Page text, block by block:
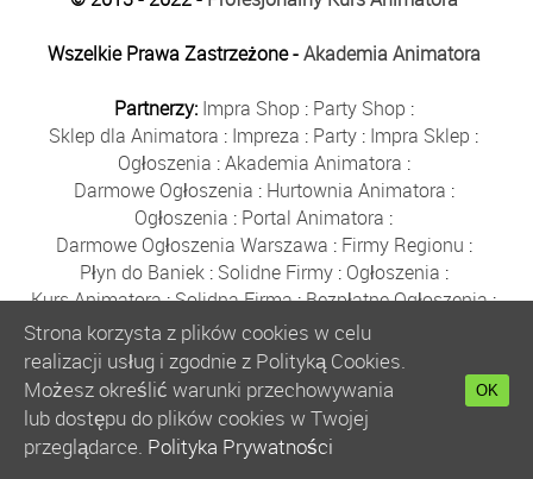
Wszelkie Prawa Zastrzeżone -Akademia Animatora
Partnerzy: Impra Shop : Party Shop :
Sklep dla Animatora : Impreza : Party : Impra Sklep :
Ogłoszenia :Akademia Animatora :
Darmowe Ogłoszenia : Hurtownia Animatora :
Ogłoszenia : Portal Animatora :
Darmowe Ogłoszenia Warszawa : Firmy Regionu :
Płyn do Baniek: Solidne Firmy: Ogłoszenia :
Kurs Animatora:Solidna Firma:Bezpłatne Ogłoszenia:
Animator Czasu Wolnego:
Bezpłatne Ogłoszenia Warszawa:sklep animatora
Bańki Mydlane:Bezpłatne Ogłoszenia
Szkolenie Animatorów:Kurs Animatora
:
Kurs Animatora Warszawa :Rumia
Kurs Animatora Poznań:
Strona korzysta z plików cookies w celu
realizacji usług i zgodnie z Polityką Cookies.
Możesz określić warunki przechowywania
lub dostępu do plików cookies w Twojej
przeglądarce. Polityka Prywatności
OK